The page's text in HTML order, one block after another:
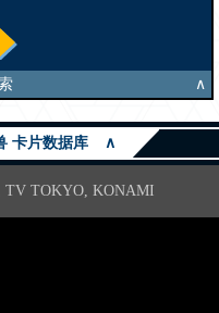
∧
卡片数据库 ∧
TV TOKYO, KONAMI